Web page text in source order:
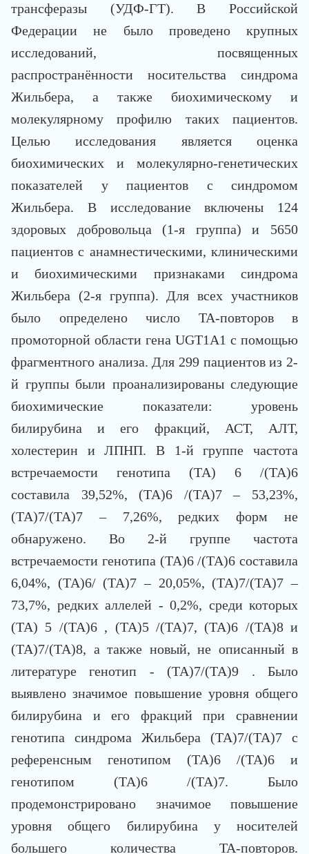
трансферазы (УДФ-ГТ). В Российской
Федерации не было проведено крупных
исследований, посвященных
распространённости носительства синдрома
Жильбера, а также биохимическому и
молекулярному профилю таких пациентов.
Целью исследования является оценка
биохимических и молекулярно-генетических
показателей у пациентов с синдромом
Жильбера. В исследование включены 124
здоровых добровольца (1-я группа) и 5650
пациентов с анамнестическими, клиническими
и биохимическими признаками синдрома
Жильбера (2-я группа). Для всех участников
было определено число TA-повторов в
промоторной области гена UGT1A1 с помощью
фрагментного анализа. Для 299 пациентов из 2-
й группы были проанализированы следующие
биохимические показатели: уровень
билирубина и его фракций, АСТ, АЛТ,
холестерин и ЛПНП. В 1-й группе частота
встречаемости генотипа (ТА) 6 /(ТА)6
составила 39,52%, (ТА)6 /(ТА)7 – 53,23%,
(ТА)7/(ТА)7 – 7,26%, редких форм не
обнаружено. Во 2-й группе частота
встречаемости генотипа (ТА)6 /(ТА)6 составила
6,04%, (ТА)6/ (ТА)7 – 20,05%, (ТА)7/(ТА)7 –
73,7%, редких аллелей - 0,2%, среди которых
(ТА) 5 /(ТА)6 , (ТА)5 /(ТА)7, (ТА)6 /(ТА)8 и
(ТА)7/(ТА)8, а также новый, не описанный в
литературе генотип - (ТА)7/(ТА)9 . Было
выявлено значимое повышение уровня общего
билирубина и его фракций при сравнении
генотипа синдрома Жильбера (ТА)7/(ТА)7 с
референсным генотипом (ТА)6 /(ТА)6 и
генотипом (ТА)6 /(ТА)7. Было
продемонстрировано значимое повышение
уровня общего билирубина у носителей
большего количества TA-повторов.